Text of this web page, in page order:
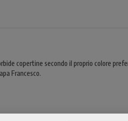
copertine secondo il proprio colore
Francesco.